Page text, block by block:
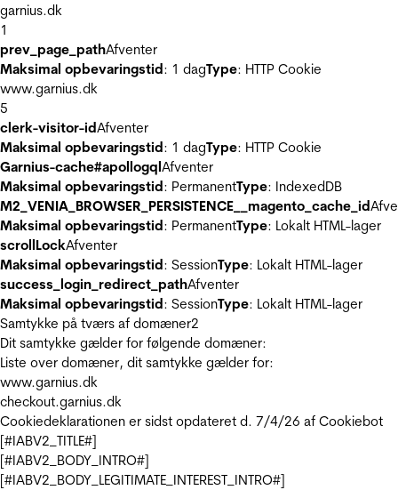
garnius.dk
1
prev_page_pathAfventer
Maksimal opbevaringstid: 1 dagType: HTTP Cookie
www.garnius.dk
5
clerk-visitor-idAfventer
Maksimal opbevaringstid: 1 dagType: HTTP Cookie
Garnius-cache#apollogqlAfventer
Maksimal opbevaringstid: PermanentType: IndexedDB
M2_VENIA_BROWSER_PERSISTENCE__magento_cache_id
Maksimal opbevaringstid: PermanentType: Lokalt HTML-lager
scrollLockAfventer
Maksimal opbevaringstid: SessionType: Lokalt HTML-lager
success_login_redirect_pathAfventer
Maksimal opbevaringstid: SessionType: Lokalt HTML-lager
Samtykke på tværs af domæner2
Dit samtykke gælder for følgende domæner:
Liste over domæner, dit samtykke gælder for:
www.garnius.dk
checkout.garnius.dk
Cookiedeklarationen er sidst opdateret d. 7/4/26 af Cookiebot
[#IABV2_TITLE#]
[#IABV2_BODY_INTRO#]
[#IABV2_BODY_LEGITIMATE_INTEREST_INTRO#]